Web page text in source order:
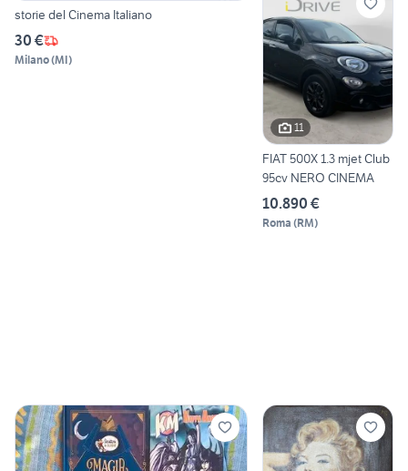
storie del Cinema Italiano
30 €
Milano(MI)
11
FIAT 500X 1.3 mjet Club
95cv NERO CINEMA
10.890 €
Roma (RM)